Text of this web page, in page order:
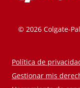
© 2026 Colgate-
Política de
Gestionar mis